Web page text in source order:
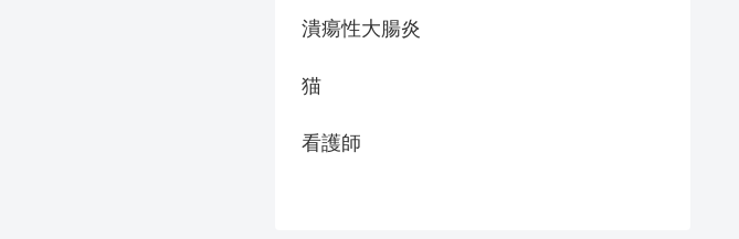
潰瘍性大腸炎
猫
看護師